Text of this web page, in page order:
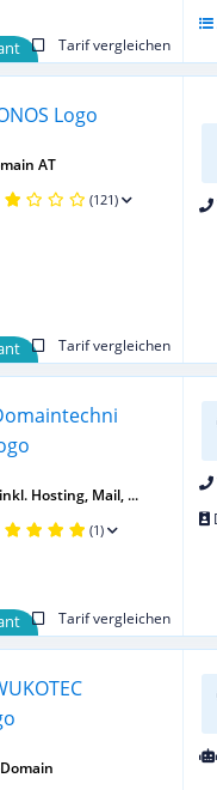
Tarif vergleichen
Tarif vergleichen
AT
(121)
Tarif vergleichen
Hosting, Mail, ...
(1)